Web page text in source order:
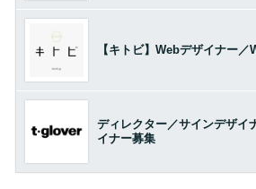
【キトビ】Webデザイナー
ディレクター／サインデザイ
イナー募集